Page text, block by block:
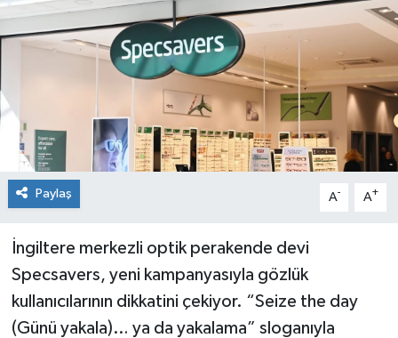
Paylaş A- A+
İngiltere merkezli optik perakende devi
Specsavers, yeni kampanyasıyla gözlük
kullanıcılarının dikkatini çekiyor. “Seize the day
(Günü yakala)… ya da yakalama” sloganıyla